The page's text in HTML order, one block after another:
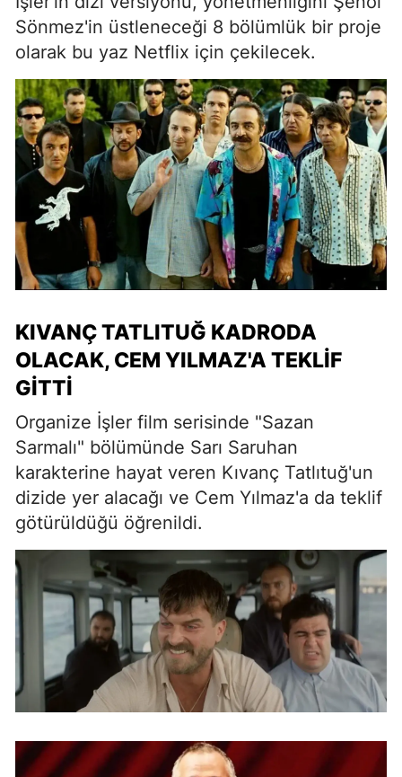
Sönmez'in üstleneceği 8 bölümlük bir proje
olarak bu yaz Netflix için çekilecek.
KIVANÇ TATLITUĞ KADRODA
OLACAK, CEM YILMAZ'A TEKLIF
GITTI
Organize İşler film serisinde "Sazan
Sarmalı" bölümünde Sarı Saruhan
karakterine hayat veren Kıvanç Tatlıtuğ'un
dizide yer alacağı ve Cem Yılmaz'a da teklif
götürüldüğü öğrenildi.